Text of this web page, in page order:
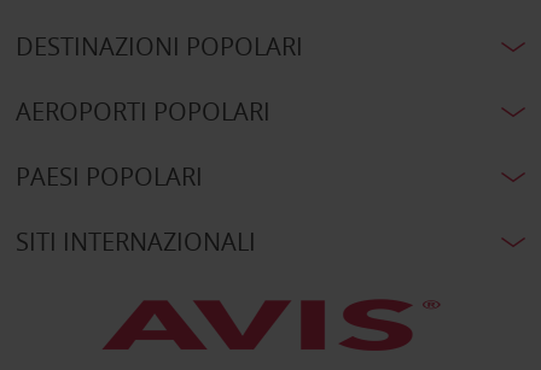
DESTINAZIONI POPOLARI
AEROPORTI POPOLARI
PAESI POPOLARI
SITI INTERNAZIONALI